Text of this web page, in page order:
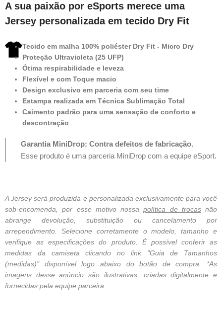
A sua paixão por eSports merece uma
Jersey personalizada em tecido Dry Fit
Tecido em malha 100% poliéster Dry Fit - Micro Dry
Proteção Ultravioleta (25 UFP)
Ótima respirabilidade e leveza
Flexível e com Toque macio
Design exclusivo em parceria com seu time
Estampa realizada em Técnica Sublimação Total
Caimento padrão para uma sensação de conforto e
descontração
Garantia MiniDrop: Contra defeitos de fabricação.
Esse produto é uma parceria MiniDrop com a equipe eSport.
A Jersey será produzida e personalizada exclusivamente para você
sob-encomenda, por esse motivo nossapolítica de trocasnão
abrange devolução, substituição ou cancelamento por
arrependimento. Selecione corretamente o modelo, tamanho e
verifique as especificações do produto. É possível conferir as
medidas da camiseta clicando no link "Guia de Tamanhos
(medidas)" disponível logo abaixo do botão de compra. *As
imagens desse anúncio são ilustrativas, criadas digitalmente e
fornecidas pela equipe parceira.